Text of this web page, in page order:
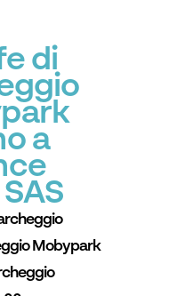
di
a
Mobypark